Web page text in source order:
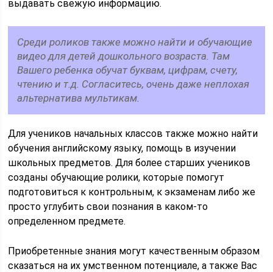
выдавать свежую информацию.
Среди роликов также можно найти и обучающие
видео для детей дошкольного возраста. Там
Вашего ребенка обучат буквам, цифрам, счету,
чтению и т.д. Согласитесь, очень даже неплохая
альтернатива мультикам.
Для учеников начальных классов также можно найти
обучения английскому языку, помощь в изучении
школьных предметов. Для более старших учеников
созданы обучающие ролики, которые помогут
подготовиться к контрольным, к экзаменам либо же
просто углубить свои познания в каком-то
определенном предмете.
Приобретенные знания могут качественным образом
сказаться на их умственном потенциале, а также Вас